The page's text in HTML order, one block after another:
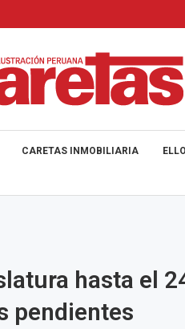
CARETAS INMOBILIARIA
hasta el
pendientes